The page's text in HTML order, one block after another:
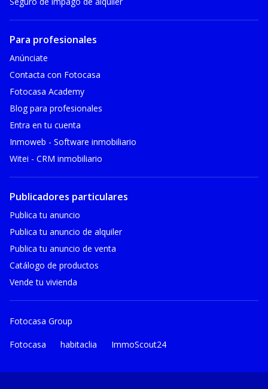
Para profesionales
Anúnciate
Contacta con Fotocasa
Fotocasa Academy
Blog para profesionales
Entra en tu cuenta
Inmoweb - Software inmobiliario
Witei - CRM inmobiliario
Publicadores particulares
Publica tu anuncio
Publica tu anuncio de alquiler
Publica tu anuncio de venta
Catálogo de productos
Vende tu vivienda
Fotocasa Group
Fotocasa habitaclia ImmoScout24